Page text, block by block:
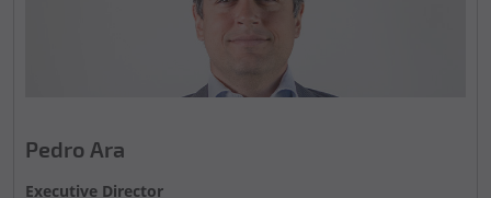
Pedro Ara
Executive Director